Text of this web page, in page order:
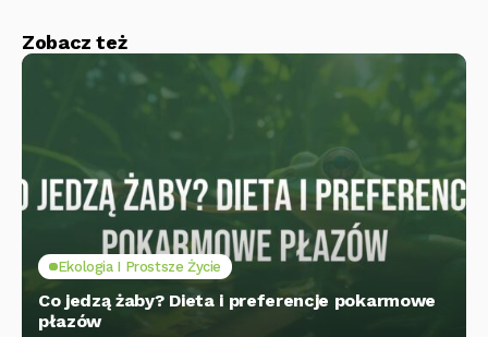
Zobacz też
Ekologia I Prostsze Życie
Co jedzą żaby? Dieta i preferencje pokarmowe
płazów